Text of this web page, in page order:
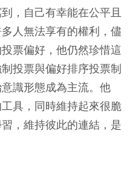
，自己有幸能在公平且
人無法享有的權利，儘
票偏好，他仍然珍惜這
投票與偏好排序投票制
識形態成為主流。他
具，同時維持起來很脆
，維持彼此的連結，是